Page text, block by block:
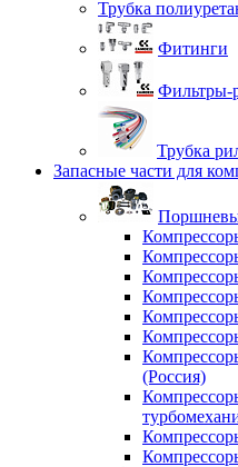
Трубка
Фитинги
Фильтры-
Трубка
Запасные части для
(Россия)